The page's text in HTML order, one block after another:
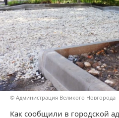
© Администрация Великого Новгорода
Как сообщили в городской